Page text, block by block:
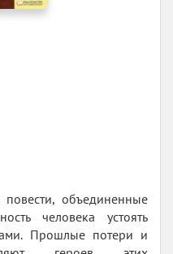
объединенные
человека устоять
Прошлые потери и